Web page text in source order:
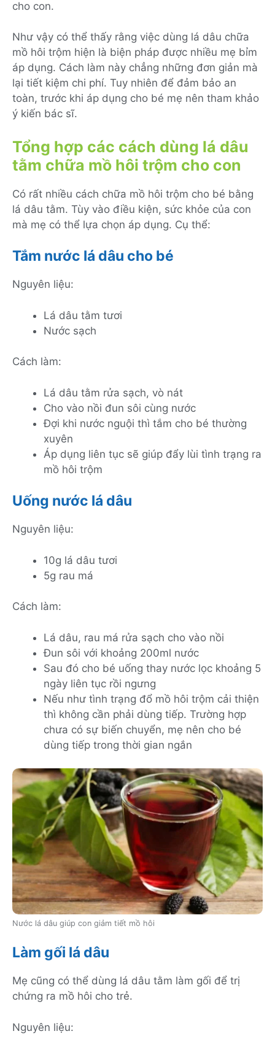
cho con.
Như vậy có thể thấy rằng việc dùng lá dâu chữa
mồ hôi trộm hiện là biện pháp được nhiều mẹ bỉm
áp dụng. Cách làm này chẳng những đơn giản mà
lại tiết kiệm chi phí. Tuy nhiên để đảm bảo an
toàn, trước khi áp dụng cho bé mẹ nên tham khảo
ý kiến bác sĩ.
Tổng hợp các cách dùng lá dâu
tằm chữa mồ hôi trộm cho con
Có rất nhiều cách chữa mồ hôi trộm cho bé bằng
lá dâu tằm. Tùy vào điều kiện, sức khỏe của con
mà mẹ có thể lựa chọn áp dụng. Cụ thể:
Tắm nước lá dâu cho bé
Nguyên liệu:
Lá dâu tằm tươi
Nước sạch
Cách làm:
Lá dâu tằm rửa sạch, vò nát
Cho vào nồi đun sôi cùng nước
Đợi khi nước nguội thì tắm cho bé thường
xuyên
Áp dụng liên tục sẽ giúp đẩy lùi tình trạng ra
mồ hôi trộm
Uống nước lá dâu
Nguyên liệu:
10g lá dâu tươi
5g rau má
Cách làm:
Lá dâu, rau má rửa sạch cho vào nồi
Đun sôi với khoảng 200ml nước
Sau đó cho bé uống thay nước lọc khoảng 5
ngày liên tục rồi ngưng
Nếu như tình trạng đổ mồ hôi trộm cải thiện
thì không cần phải dùng tiếp. Trường hợp
chưa có sự biến chuyển, mẹ nên cho bé
dùng tiếp trong thời gian ngắn
Nước lá dâu giúp con giảm tiết mồ hôi
Làm gối lá dâu
Mẹ cũng có thể dùng lá dâu tằm làm gối để trị
chứng ra mồ hôi cho trẻ.
Nguyên liệu: